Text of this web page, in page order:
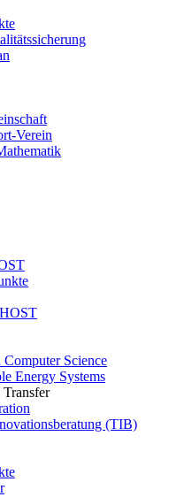
Verein
Science
Energy Systems
(TIB)